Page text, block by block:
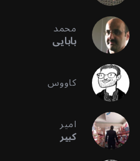
محمد
بابایی
کاووس
امیر
کبیر